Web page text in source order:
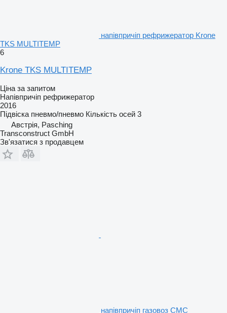
напівпричіп рефрижератор Krone
TKS MULTITEMP
6
Krone TKS MULTITEMP
Ціна за запитом
Напівпричіп рефрижератор
2016
Підвіска пневмо/пневмо Кількість осей 3
Австрія, Pasching
Transconstruct GmbH
Зв'язатися з продавцем
напівпричіп газовоз CMC